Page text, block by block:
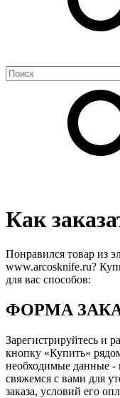
Как
Понравился товар из
www.arcosknife.ru?
для вас способов:
ФОРМА
Зарегистрируйтесь и
кнопку «Купить»
необходимые данные
свяжемся с вами для
заказа, условий его